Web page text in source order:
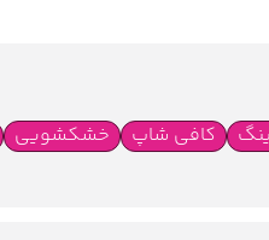
کافی شاپ خشکشویی